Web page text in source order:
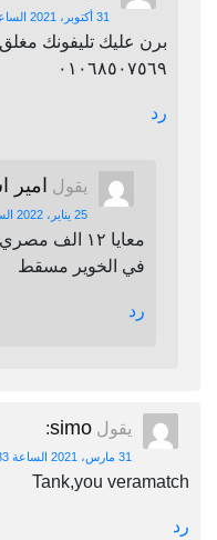
31 أكتوبر، 2021 الساعة 10:53 م
برن عليك تليفونك
٠١٠٦٨٥٠٧٥٦٩
رد
يقول امير
25 يناير، 2022 الساعة 3:13 م
معايا ١٢ الف
في الخوير مسقط
رد
يقول simo
:
31 مارس، 2021 الساعة 4:33 م
Tank,you veramatch
رد